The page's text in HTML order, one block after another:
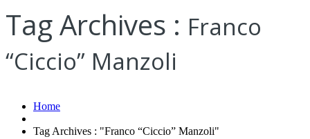
Tag Archives : Franco
“Ciccio” Manzoli
Home
Tag Archives : "Franco “Ciccio” Manzoli"